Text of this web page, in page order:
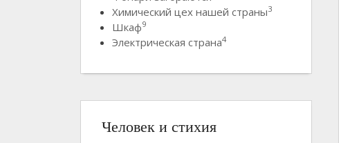
Химический цех нашей страны3
Шкаф9
Электрическая страна4
Человек и стихия